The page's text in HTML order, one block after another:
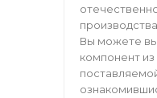
производства.
Вы можете
компонент